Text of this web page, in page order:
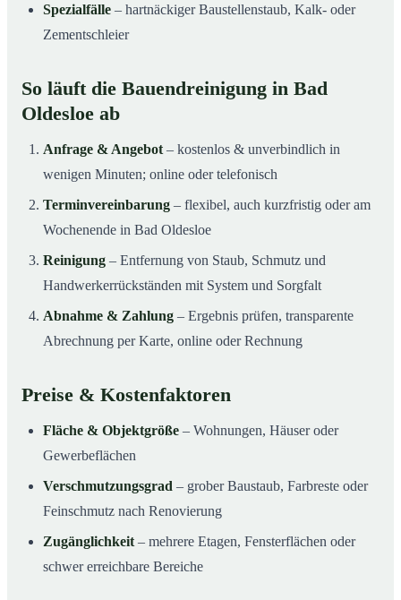
Spezialfälle – hartnäckiger Baustellenstaub, Kalk- oder
Zementschleier
So läuft die Bauendreinigung in Bad
Oldesloe ab
Anfrage & Angebot – kostenlos & unverbindlich in
wenigen Minuten; online oder telefonisch
Terminvereinbarung – flexibel, auch kurzfristig oder am
Wochenende in Bad Oldesloe
Reinigung – Entfernung von Staub, Schmutz und
Handwerkerrückständen mit System und Sorgfalt
Abnahme & Zahlung – Ergebnis prüfen, transparente
Abrechnung per Karte, online oder Rechnung
Preise & Kostenfaktoren
Fläche & Objektgröße – Wohnungen, Häuser oder
Gewerbeflächen
Verschmutzungsgrad – grober Baustaub, Farbreste oder
Feinschmutz nach Renovierung
Zugänglichkeit – mehrere Etagen, Fensterflächen oder
schwer erreichbare Bereiche